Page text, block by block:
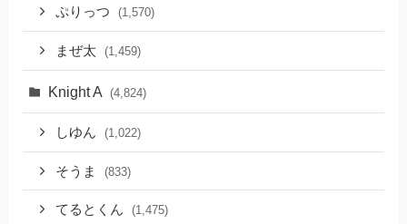
ぷりっつ (1,570)
まぜ太 (1,459)
Knight A (4,824)
しゆん (1,022)
そうま (833)
てるとくん (1,475)